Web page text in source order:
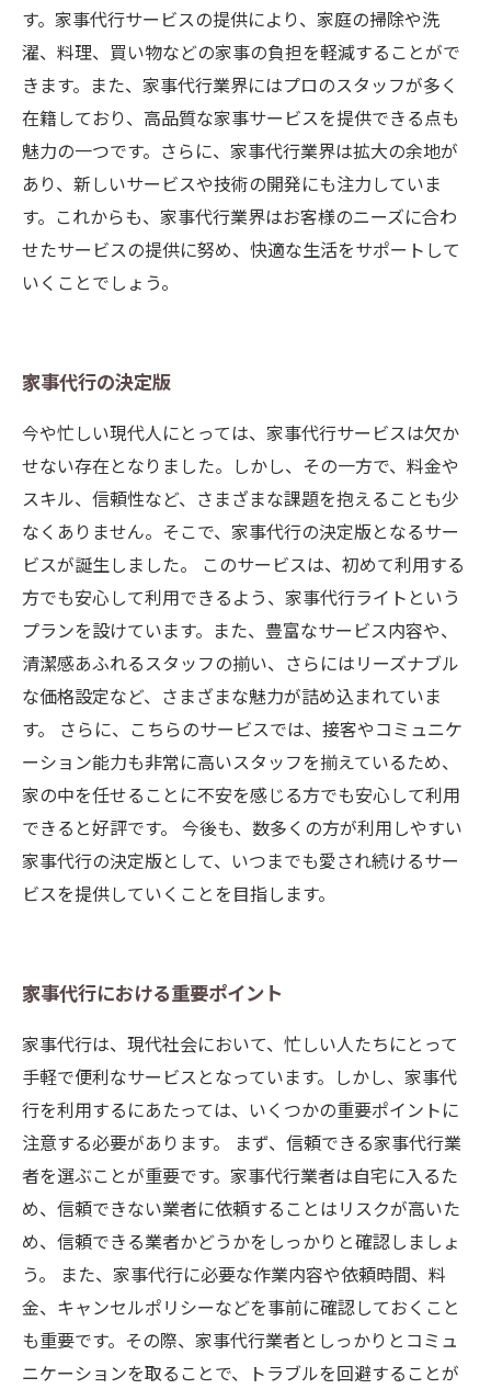
す。家事代行サービスの提供により、家庭の掃除や洗
濯、料理、買い物などの家事の負担を軽減することがで
きます。また、家事代行業界にはプロのスタッフが多く
在籍しており、高品質な家事サービスを提供できる点も
魅力の一つです。さらに、家事代行業界は拡大の余地が
あり、新しいサービスや技術の開発にも注力していま
す。これからも、家事代行業界はお客様のニーズに合わ
せたサービスの提供に努め、快適な生活をサポートして
いくことでしょう。
家事代行の決定版
今や忙しい現代人にとっては、家事代行サービスは欠か
せない存在となりました。しかし、その一方で、料金や
スキル、信頼性など、さまざまな課題を抱えることも少
なくありません。そこで、家事代行の決定版となるサー
ビスが誕生しました。 このサービスは、初めて利用する
方でも安心して利用できるよう、家事代行ライトという
プランを設けています。また、豊富なサービス内容や、
清潔感あふれるスタッフの揃い、さらにはリーズナブル
な価格設定など、さまざまな魅力が詰め込まれていま
す。 さらに、こちらのサービスでは、接客やコミュニケ
ーション能力も非常に高いスタッフを揃えているため、
家の中を任せることに不安を感じる方でも安心して利用
できると好評です。 今後も、数多くの方が利用しやすい
家事代行の決定版として、いつまでも愛され続けるサー
ビスを提供していくことを目指します。
家事代行における重要ポイント
家事代行は、現代社会において、忙しい人たちにとって
手軽で便利なサービスとなっています。しかし、家事代
行を利用するにあたっては、いくつかの重要ポイントに
注意する必要があります。 まず、信頼できる家事代行業
者を選ぶことが重要です。家事代行業者は自宅に入るた
め、信頼できない業者に依頼することはリスクが高いた
め、信頼できる業者かどうかをしっかりと確認しましょ
う。 また、家事代行に必要な作業内容や依頼時間、料
金、キャンセルポリシーなどを事前に確認しておくこと
も重要です。その際、家事代行業者としっかりとコミュ
ニケーションを取ることで、トラブルを回避することが